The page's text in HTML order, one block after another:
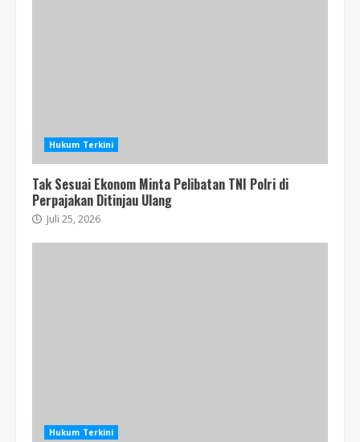
Hukum Terkini
Tak Sesuai Ekonom Minta Pelibatan TNI Polri di
Perpajakan Ditinjau Ulang
Juli 25, 2026
Hukum Terkini